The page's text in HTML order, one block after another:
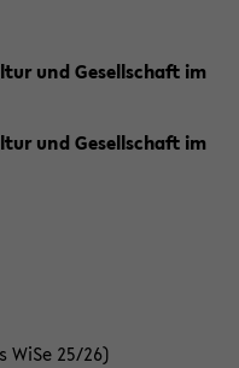
und Gesellschaft im
und Gesellschaft im
25/26)